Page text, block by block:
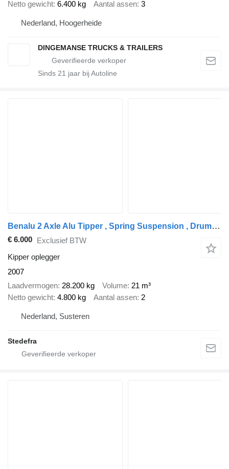
Netto gewicht 6.400 kg Aantal assen 3
Nederland, Hoogerheide
DINGEMANSE TRUCKS & TRAILERS
Sinds 21 jaar bij Autoline
Benalu 2 Axle Alu Tipper , Spring Suspension , Drum Brakes
€ 6.000 Exclusief BTW
Kipper oplegger
2007
Laadvermogen 28.200 kg Volume 21 m³
Netto gewicht 4.800 kg Aantal assen 2
Nederland, Susteren
Stedefra